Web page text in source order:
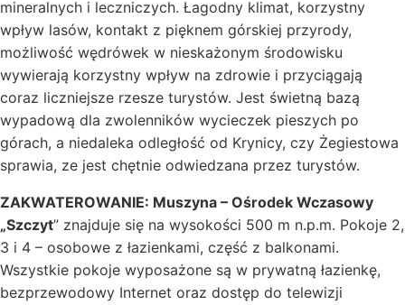
mineralnych i leczniczych. Łagodny klimat, korzystny
wpływ lasów, kontakt z pięknem górskiej przyrody,
możliwość wędrówek w nieskażonym środowisku
wywierają korzystny wpływ na zdrowie i przyciągają
coraz liczniejsze rzesze turystów. Jest świetną bazą
wypadową dla zwolenników wycieczek pieszych po
górach, a niedaleka odległość od Krynicy, czy Żegiestowa
sprawia, ze jest chętnie odwiedzana przez turystów.
ZAKWATEROWANIE: Muszyna – Ośrodek Wczasowy
„Szczyt” znajduje się na wysokości 500 m n.p.m. Pokoje 2,
3 i 4 – osobowe z łazienkami, część z balkonami.
Wszystkie pokoje wyposażone są w prywatną łazienkę,
bezprzewodowy Internet oraz dostęp do telewizji